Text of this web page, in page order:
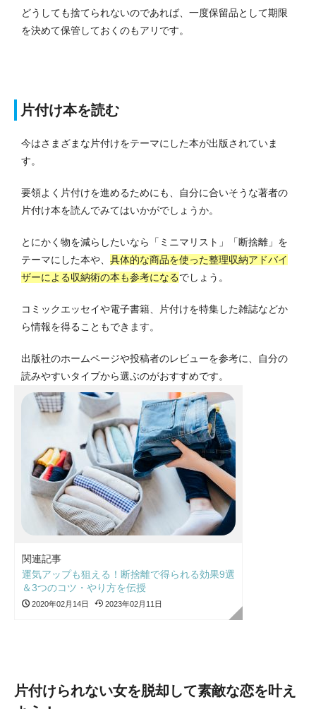
どうしても捨てられないのであれば、一度保留品として期限
を決めて保管しておくのもアリです。
片付け本を読む
今はさまざまな片付けをテーマにした本が出版されていま
す。
要領よく片付けを進めるためにも、自分に合いそうな著者の
片付け本を読んでみてはいかがでしょうか。
とにかく物を減らしたいなら「ミニマリスト」「断捨離」を
テーマにした本や、 具体的な商品を使った整理収納アドバイ
ザーによる収納術の本も参考になるでしょう。
コミックエッセイや電子書籍、片付けを特集した雑誌などか
ら情報を得ることもできます。
出版社のホームページや投稿者のレビューを参考に、自分の
読みやすいタイプから選ぶのがおすすめです。
関連記事
運気アップも狙える！断捨離で得られる効果9選
＆3つのコツ・やり方を伝授
2020年02月14日 2023年02月11日
片付けられない女を脱却して素敵な恋を叶え